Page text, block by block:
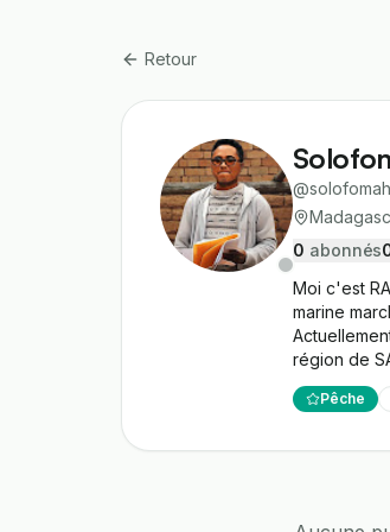
Retour
@
0 abonnés
Moi c'est
marine
région de
Pêche